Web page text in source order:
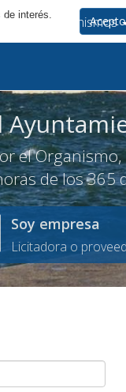
de interés.
Acepto
Inicio Organismos
el
de los 365
Soy empresa
Licitadora o